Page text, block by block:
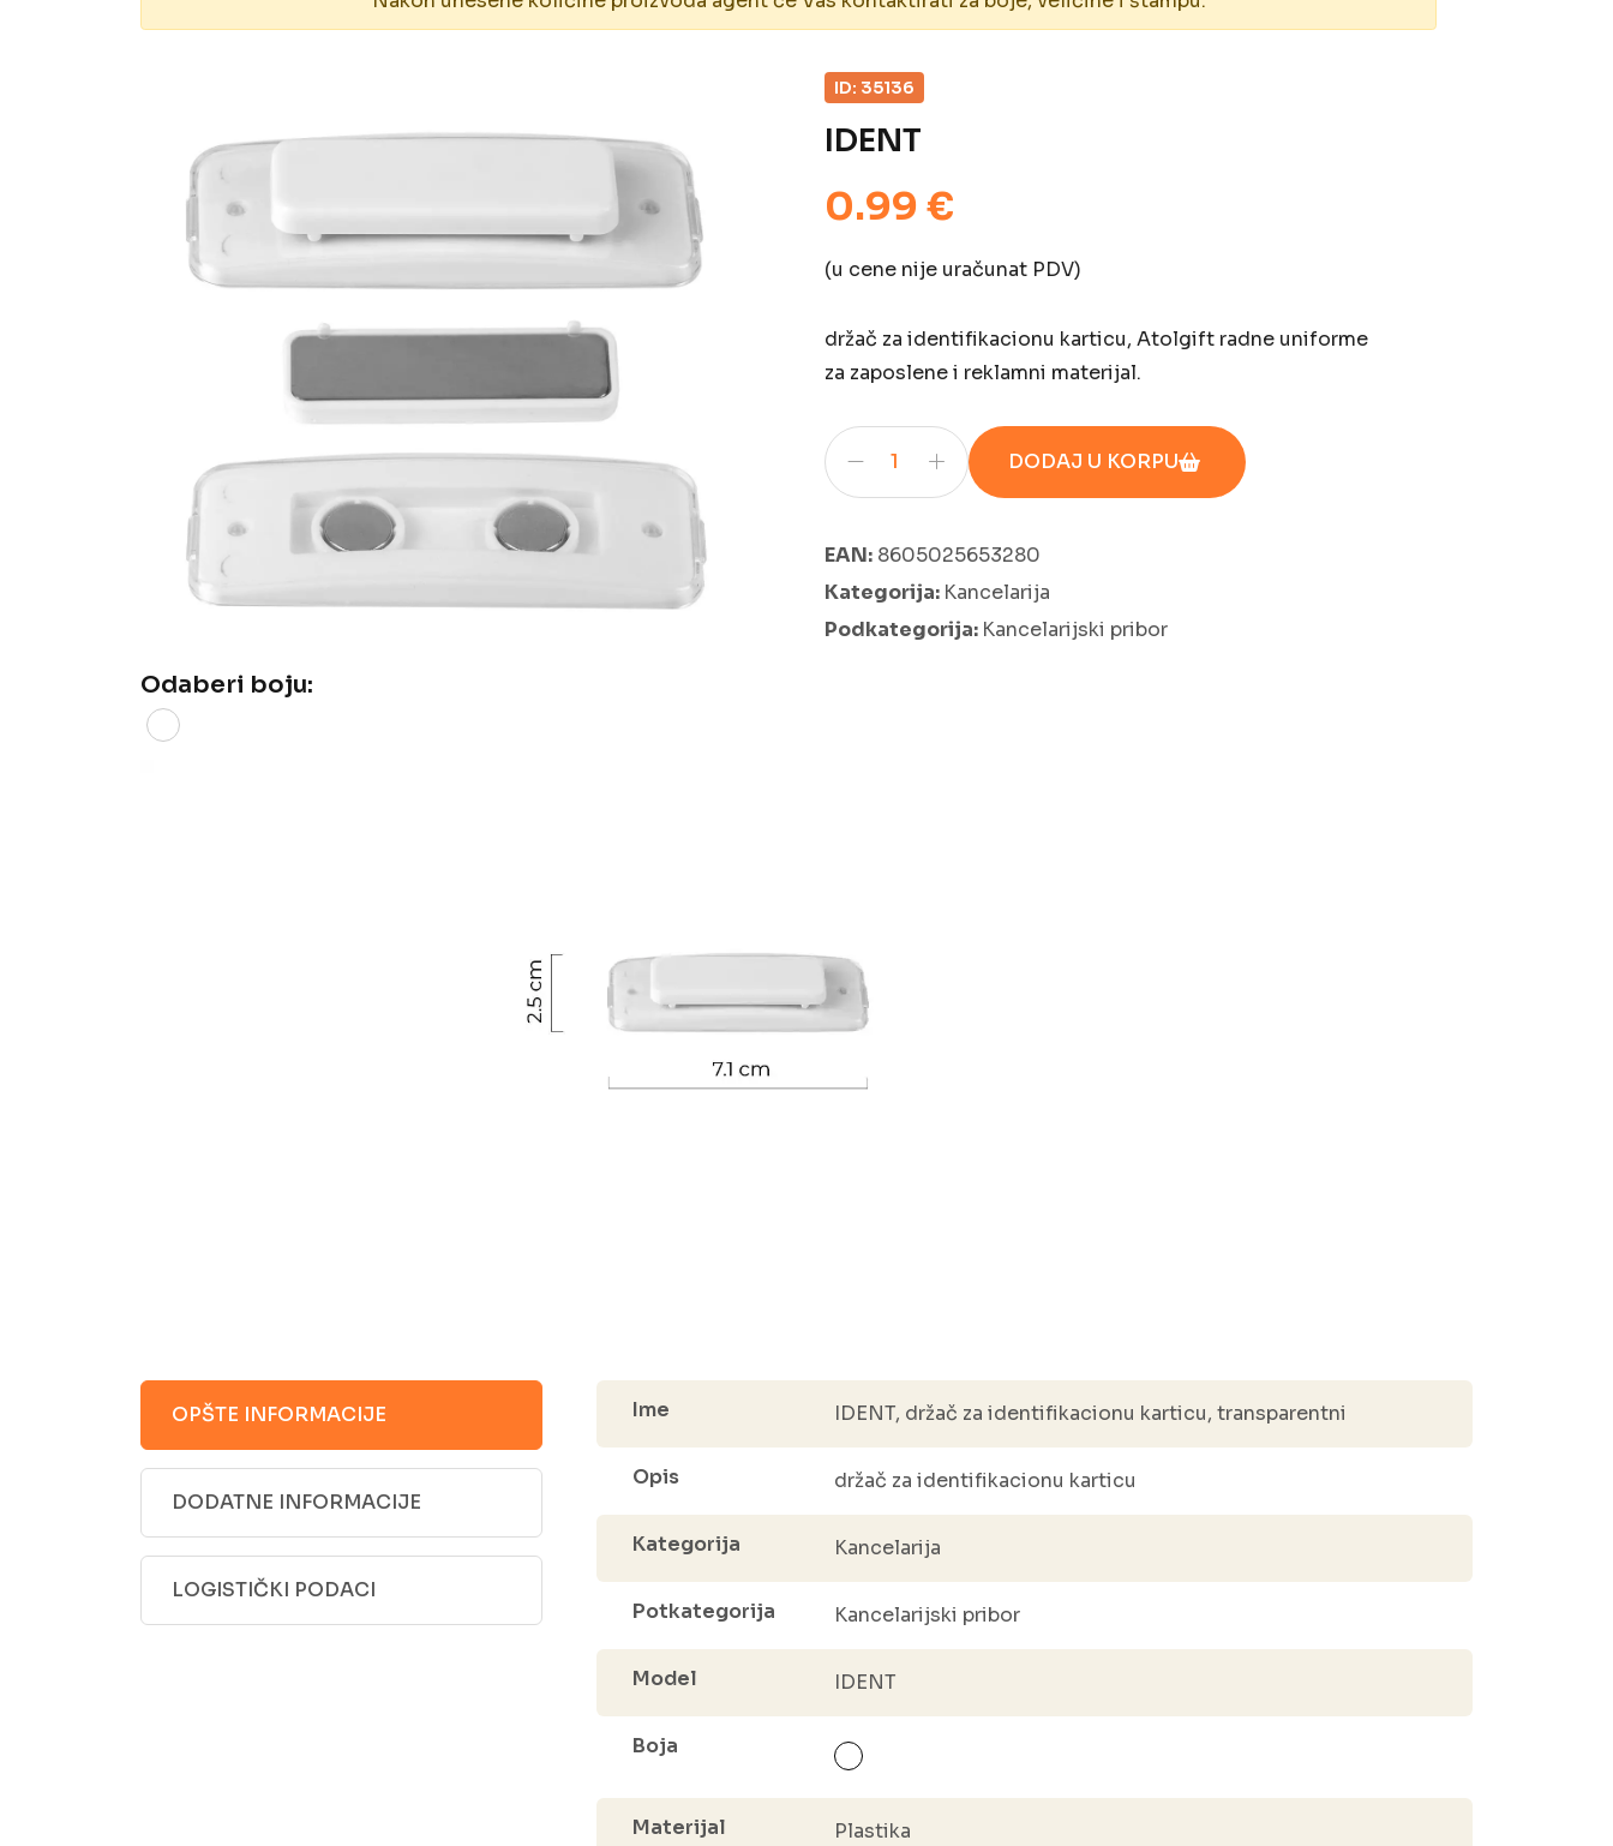
ID: 35136
IDENT
0.99 €
(u cene nije uračunat PDV)
držač za identifikacionu karticu, Atolgift radne uniforme
za zaposlene i reklamni materijal.
DODAJ U KORPU
EAN: 8605025653280
Kategorija: Kancelarija
Podkategorija: Kancelarijski pribor
Odaberi boju:
OPŠTE INFORMACIJE
DODATNE INFORMACIJE
LOGISTIČKI PODACI
Ime IDENT, držač za identifikacionu karticu, transparentni
Opis držač za identifikacionu karticu
Kategorija Kancelarija
Potkategorija Kancelarijski pribor
Model IDENT
Boja
Materijal Plastika